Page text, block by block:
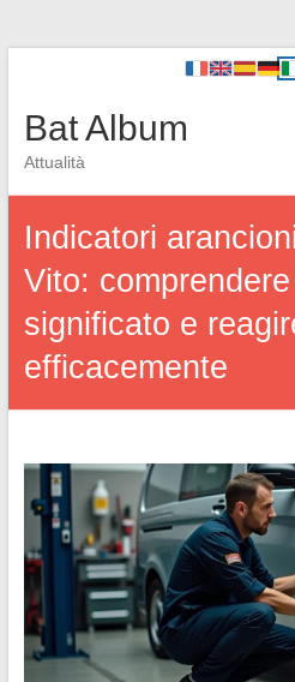
Bat Album
Attualità
Indicatori
Vito:
significato e
efficacemente